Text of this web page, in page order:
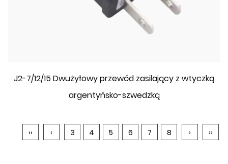
J2-7/12/15 Dwużyłowy przewód zasilający z wtyczką
argentyńsko-szwedzką
‹‹ ‹ 3 4 5 6 7 8 › ››